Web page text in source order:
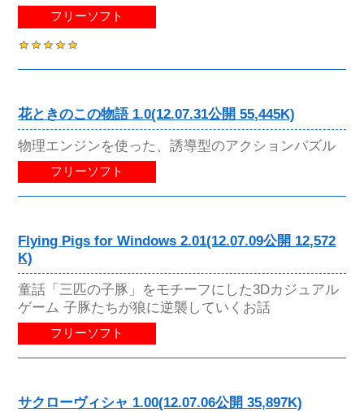
フリーソフト
花ときのこの物語 1.0(12.07.31公開 55,445K)
物理エンジンを使った、誘導型のアクションパズル
フリーソフト
Flying Pigs for Windows 2.01(12.07.09公開 12,572
K)
童話「三匹の子豚」をモチーフにした3Dカジュアル
ゲーム 子豚たちが狼に逆襲していくお話
フリーソフト
サクローヴィシャ 1.00(12.07.06公開 35,897K)